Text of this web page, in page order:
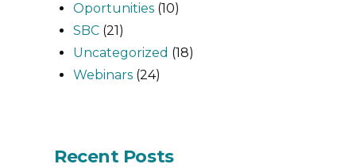
Oportunities (10)
SBC (21)
Uncategorized (18)
Webinars (24)
Recent Posts